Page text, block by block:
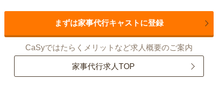
まずは家事代行キャストに登録
CaSyではたらくメリットなど求人概要のご案内
家事代行求人TOP